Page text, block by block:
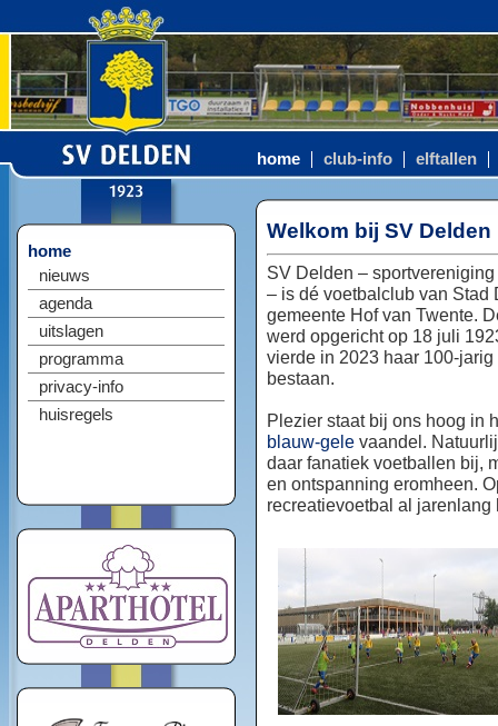
home club-info elftallen
home
nieuws
agenda
uitslagen
programma
privacy-info
huisregels
Welkom bij SV Delden
SV Delden –
– is dé voetbalclub van Stad
gemeente Hof van Twente.
werd opgericht op 18 juli
vierde in 2023 haar 100-jarig
bestaan.
Plezier staat bij ons hoog in
blauw-gele vaandel.
daar fanatiek voetballen bij,
en ontspanning eromheen.
recreatievoetbal al jarenlang